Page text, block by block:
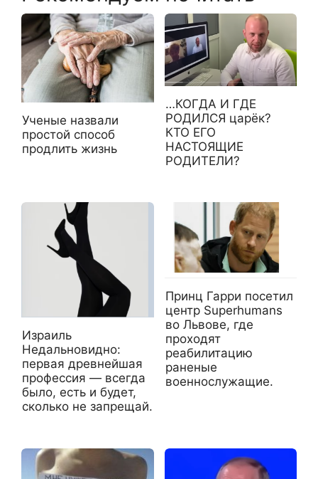
Ученые назвали
простой способ
продлить жизнь
…КОГДА И ГДЕ
РОДИЛСЯ царёк?
КТО ЕГО
НАСТОЯЩИЕ
РОДИТЕЛИ?
Израиль
Недальновидно:
первая древнейшая
профессия — всегда
было, есть и будет,
сколько не запрещай.
Принц Гарри посетил
центр Superhumans
во Львове, где
проходят
реабилитацию
раненые
военнослужащие.